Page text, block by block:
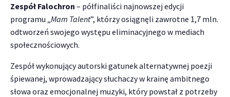
Zespół Falochron – półfinaliści najnowszej edycji
programu „ Mam Talent”, którzy osiągnęli zawrotne 1,7 mln.
odtworzeń swojego występu eliminacyjnego w mediach
społecznościowych.
Zespół wykonujący autorski gatunek alternatywnej poezji
śpiewanej, wprowadzający słuchaczy w krainę ambitnego
słowa oraz emocjonalnej muzyki, który powstał z potrzeby